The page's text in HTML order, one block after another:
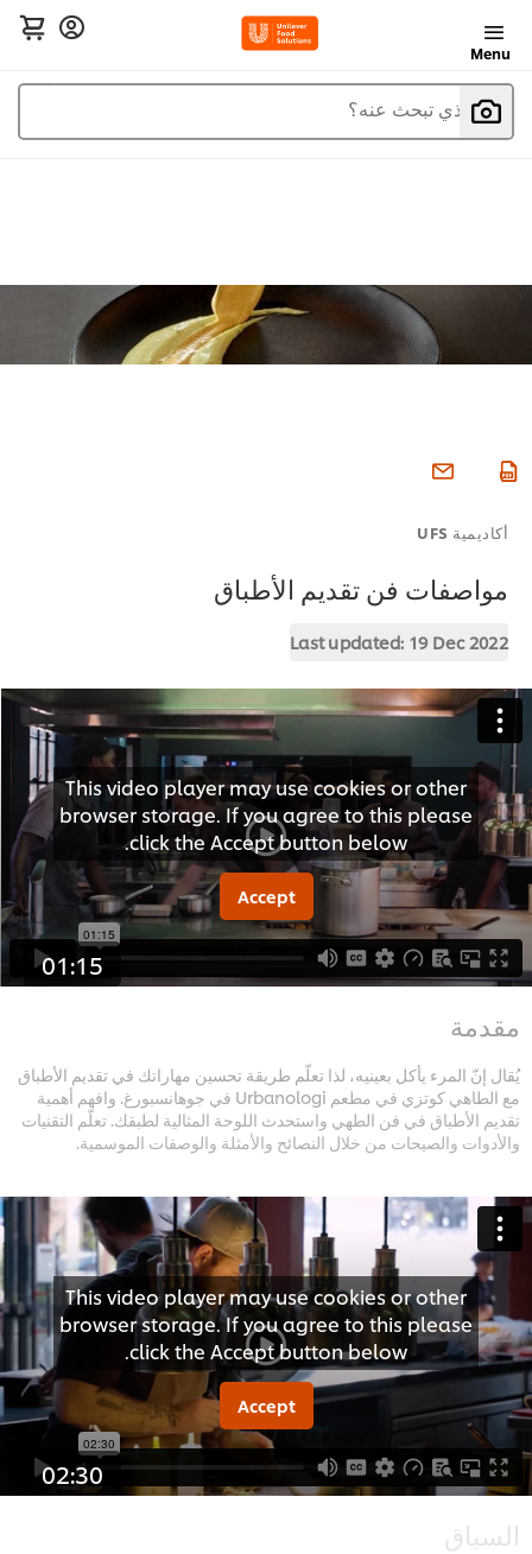
Menu
ما الذي تبحث عنه؟
أكاديمية UFS
مواصفات فن تقديم الأطباق
Last updated: 19 Dec 2022
This video player may use cookies or other
browser storage. If you agree to this please
click the Accept button below.
Accept
01:15
مقدمة
يُقال إنّ المرء يأكل بعينيه، لذا تعلّم طريقة تحسين مهاراتك في تقديم الأطباق
مع الطاهي كوتزي في مطعم Urbanologi في جوهانسبورغ. وافهم أهمية
تقديم الأطباق في فن الطهي واستحدث اللوحة المثالية لطبقك. تعلّم التقنيات
والأدوات والصيحات من خلال النصائح والأمثلة والوصفات الموسمية.
This video player may use cookies or other
browser storage. If you agree to this please
click the Accept button below.
Accept
02:30
السياق